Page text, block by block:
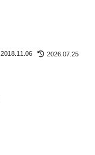
2018.11.06 2026.07.25